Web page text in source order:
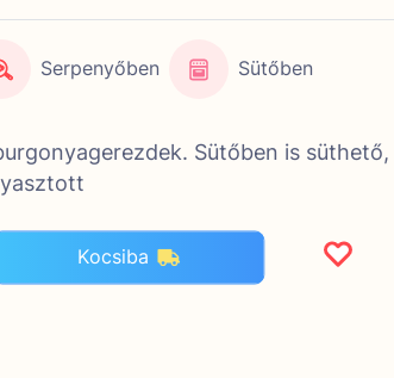
Serpenyőben Sütőben
Sütőben is süthető,
Kocsiba